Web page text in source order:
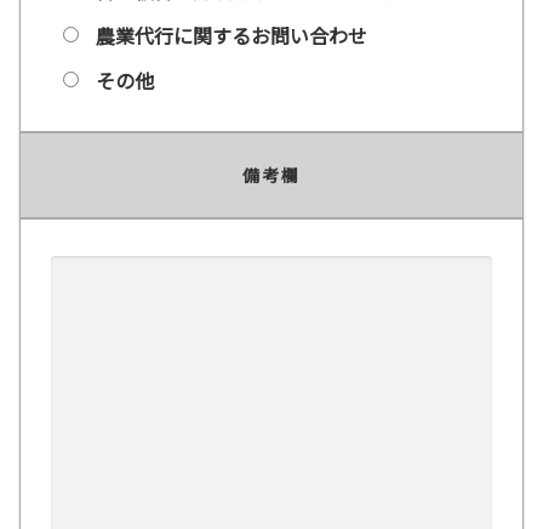
農業代行に関するお問い合わせ
その他
備考欄